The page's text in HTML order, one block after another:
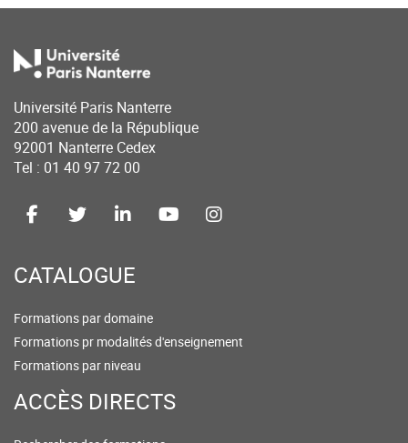
Université Paris Nanterre
200 avenue de la République
92001 Nanterre Cedex
Tel : 01 40 97 72 00
CATALOGUE
Formations par domaine
Formations pr modalités d'enseignement
Formations par niveau
ACCÈS DIRECTS